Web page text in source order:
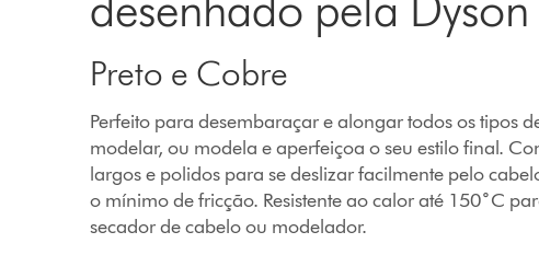
Preto e Cobre
Perfeito para desembaraçar e alongar todos os tipos
modelar, ou modela e aperfeiçoa o seu estilo final.
largos e polidos para se deslizar facilmente pelo
o mínimo de fricção. Resistente ao calor até 150˚C
secador de cabelo ou modelador.